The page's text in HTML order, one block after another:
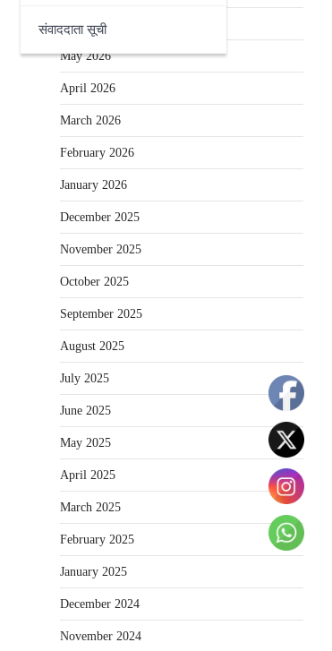
संवाददाता सूची
June 2026
May 2026
April 2026
March 2026
February 2026
January 2026
December 2025
November 2025
October 2025
September 2025
August 2025
July 2025
June 2025
May 2025
April 2025
March 2025
February 2025
January 2025
December 2024
November 2024